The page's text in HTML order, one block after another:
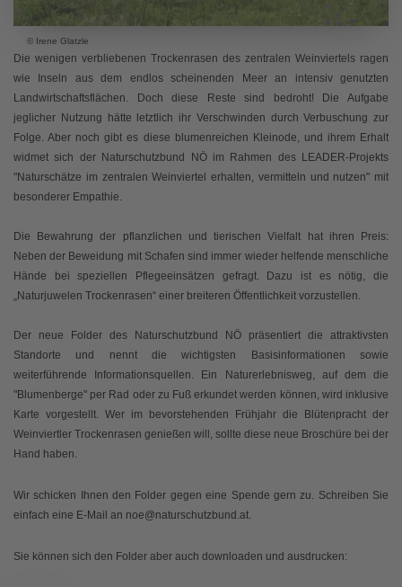
© Irene Glatzle
Die wenigen verbliebenen Trockenrasen des zentralen Weinviertels ragen
wie Inseln aus dem endlos scheinenden Meer an intensiv genutzten
Landwirtschaftsflächen. Doch diese Reste sind bedroht! Die Aufgabe
jeglicher Nutzung hätte letztlich ihr Verschwinden durch Verbuschung zur
Folge. Aber noch gibt es diese blumenreichen Kleinode, und ihrem Erhalt
widmet sich der Naturschutzbund NÖ im Rahmen des LEADER-Projekts
"Naturschätze im zentralen Weinviertel erhalten, vermitteln und nutzen" mit
besonderer Empathie.
Die Bewahrung der pflanzlichen und tierischen Vielfalt hat ihren Preis:
Neben der Beweidung mit Schafen sind immer wieder helfende menschliche
Hände bei speziellen Pflegeeinsätzen gefragt. Dazu ist es nötig, die
„Naturjuwelen Trockenrasen“ einer breiteren Öffentlichkeit vorzustellen.
Der neue Folder des Naturschutzbund NÖ präsentiert die attraktivsten
Standorte und nennt die wichtigsten Basisinformationen sowie
weiterführende Informationsquellen. Ein Naturerlebnisweg, auf dem die
"Blumenberge" per Rad oder zu Fuß erkundet werden können, wird inklusive
Karte vorgestellt. Wer im bevorstehenden Frühjahr die Blütenpracht der
Weinviertler Trockenrasen genießen will, sollte diese neue Broschüre bei der
Hand haben.
Wir schicken Ihnen den Folder gegen eine Spende gern zu. Schreiben Sie
einfach eine E-Mail an noe@naturschutzbund.at.
Sie können sich den Folder aber auch downloaden und ausdrucken: